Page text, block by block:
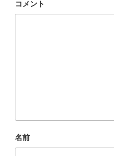
コメント
名前